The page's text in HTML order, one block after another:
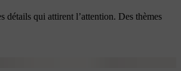
détails qui attirent l’attention. Des thèmes